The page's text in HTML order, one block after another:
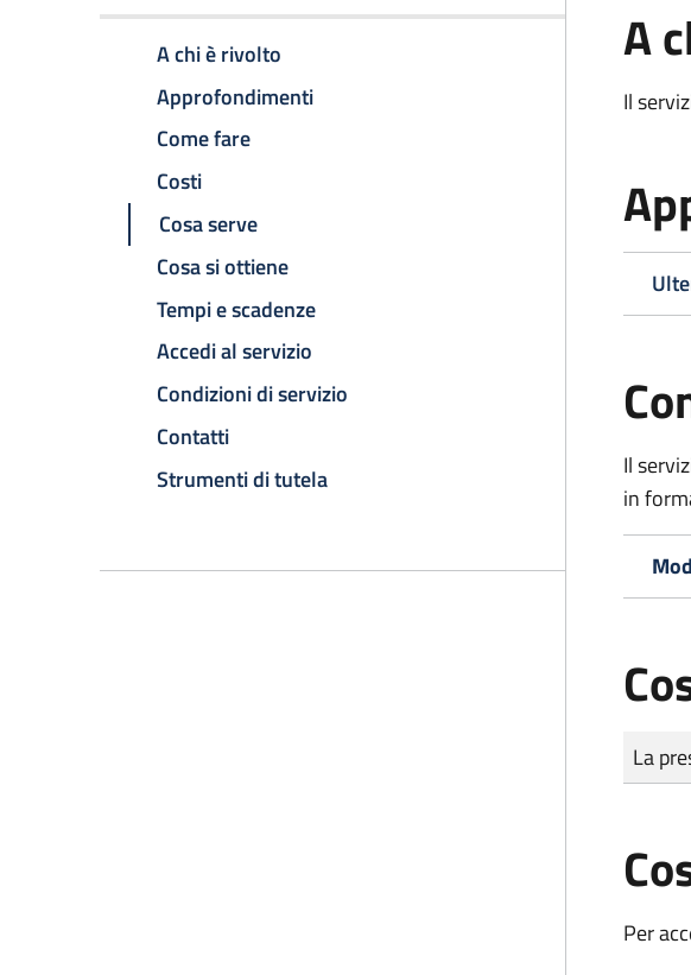
A chi è rivolto
Approfondimenti
Come fare
Costi
Cosa serve
Cosa si ottiene
Tempi e scadenze
Accedi al servizio
Condizioni di servizio
Contatti
Strumenti di tutela
A
Il
Il
in
Tipo
La
Per